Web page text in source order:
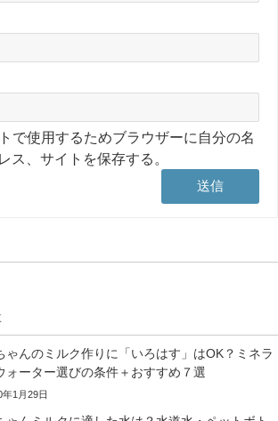
で使用するためブラウザーに自分の名
ス、サイトを保存する。
ゃんのミルク作りに「いろはす」はOK？ミネラ
ォーター選びの条件＋おすすめ７選
年1月29日